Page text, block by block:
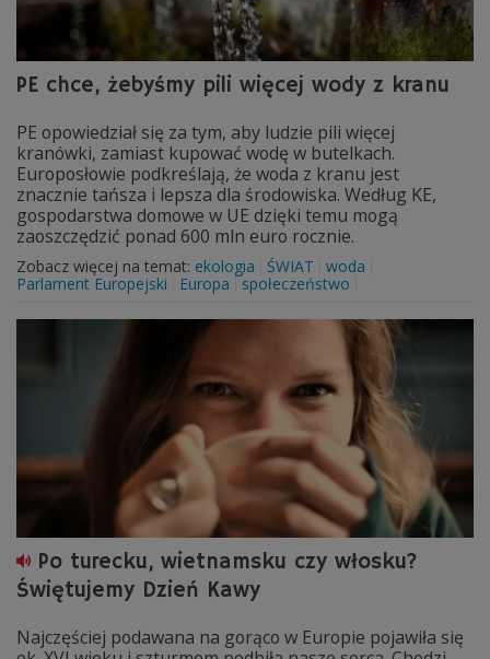
PE chce, żebyśmy pili więcej wody z kranu
PE opowiedział się za tym, aby ludzie pili więcej
kranówki, zamiast kupować wodę w butelkach.
Europosłowie podkreślają, że woda z kranu jest
znacznie tańsza i lepsza dla środowiska. Według KE,
gospodarstwa domowe w UE dzięki temu mogą
zaoszczędzić ponad 600 mln euro rocznie.
Zobacz więcej na temat: ekologia ŚWIAT
woda
Parlament Europejski
Europa społeczeństwo
Po turecku, wietnamsku czy włosku?
Świętujemy Dzień Kawy
Najczęściej podawana na gorąco w Europie pojawiła się